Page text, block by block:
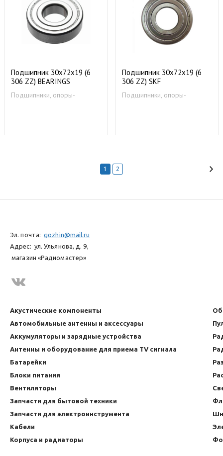
Подшипник 30х72х19 (6
306 ZZ) BEARINGS
Подшипники, опоры-
Подшипник 30х72х19 (6
306 ZZ) SKF
Подшипники, опоры-
1 2
Эл. почта: gozhin@mail.ru
Адрес: ул. Ульянова, д. 9,
магазин «Радиомастер»
Акустические компоненты
Автомобильные антенны и аксессуары
Аккумуляторы и зарядные устройства
Антенны и оборудование для приема TV сигнала
Батарейки
Блоки питания
Вентиляторы
Запчасти для бытовой техники
Запчасти для электроинструмента
Кабели
Корпуса и радиаторы